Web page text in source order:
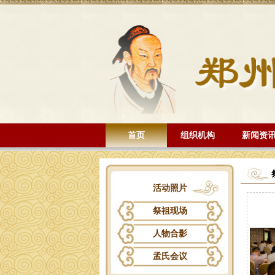
首页 组织机构 新闻资
活动照片
祭祖现场
人物合影
孟氏会议